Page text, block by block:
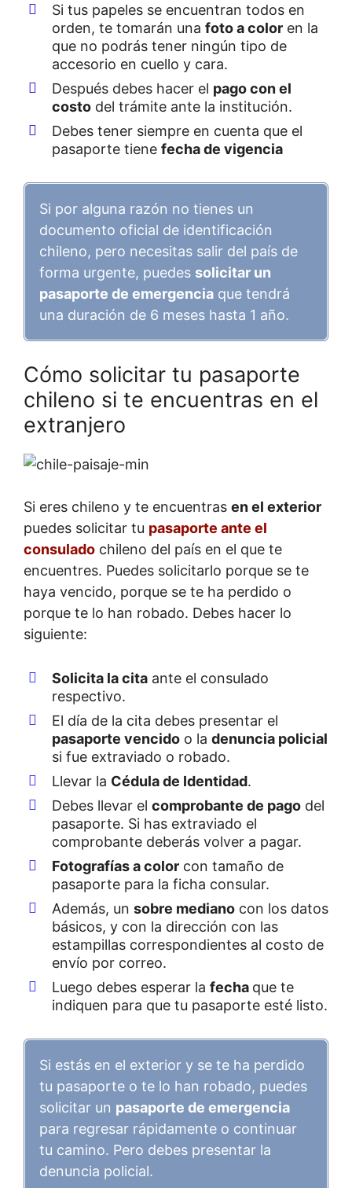
Si tus papeles se encuentran todos en
orden, te tomarán una foto a color en la
que no podrás tener ningún tipo de
accesorio en cuello y cara.
Después debes hacer el pago con el
costo del trámite ante la institución.
Debes tener siempre en cuenta que el
pasaporte tiene fecha de vigencia
Si por alguna razón no tienes un
documento oficial de identificación
chileno, pero necesitas salir del país de
forma urgente, puedes solicitar un
pasaporte de emergencia que tendrá
una duración de 6 meses hasta 1 año.
Cómo solicitar tu pasaporte
chileno si te encuentras en el
extranjero
Si eres chileno y te encuentras en el exterior
puedes solicitar tu pasaporte ante el
consulado chileno del país en el que te
encuentres. Puedes solicitarlo porque se te
haya vencido, porque se te ha perdido o
porque te lo han robado. Debes hacer lo
siguiente:
Solicita la cita ante el consulado
respectivo.
El día de la cita debes presentar el
pasaporte vencido o la denuncia policial
si fue extraviado o robado.
Llevar la Cédula de Identidad.
Debes llevar el comprobante de pago del
pasaporte. Si has extraviado el
comprobante deberás volver a pagar.
Fotografías a color con tamaño de
pasaporte para la ficha consular.
Además, un sobre mediano con los datos
básicos, y con la dirección con las
estampillas correspondientes al costo de
envío por correo.
Luego debes esperar la fecha que te
indiquen para que tu pasaporte esté listo.
Si estás en el exterior y se te ha perdido
tu pasaporte o te lo han robado, puedes
solicitar un pasaporte de emergencia
para regresar rápidamente o continuar
tu camino. Pero debes presentar la
denuncia policial.